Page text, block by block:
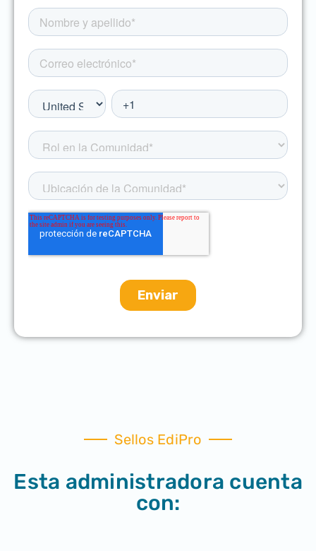
Sellos EdiPro
Esta administradora cuenta
con: